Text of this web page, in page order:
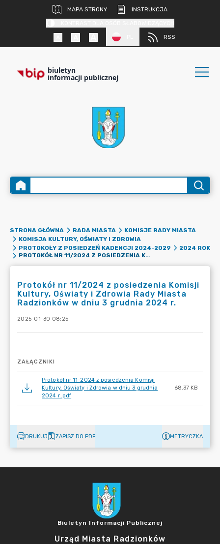
MAPA STRONY
INSTRUKCJA
RSS
biuletyn
informacji publicznej
STRONA GŁÓWNA RADA MIASTA
KOMISJE RADY MIASTA
KOMISJA KULTURY, OŚWIATY I ZDROWIA
PROTOKOŁY Z POSIEDZEŃ KADENCJI 2024-2029
2024 ROK
PROTOKÓŁ NR 11/2024 Z POSIEDZENIA KOMISJI KULTURY, OŚWIATY I ZDROWIA RADY MIASTA RADZIONKÓW W DNIU 3 GRUDNIA 2024 R.
Protokół nr 11/2024 z posiedzenia Komisji
Kultury, Oświaty i Zdrowia Rady Miasta
Radzionków w dniu 3 grudnia 2024 r.
2025-01-30 08:25
ZAŁĄCZNIKI
Protokół nr 11-2024 z posiedzenia Komisji
Kultury, Oświaty i Zdrowia w dniu 3 grudnia
2024 r..pdf
68.37 KB
DRUKUJ ZAPISZ DO PDF METRYCZKA
Biuletyn Informacji Publicznej
Urząd Miasta Radzionków